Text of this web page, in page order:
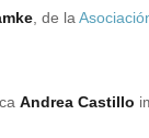
, de la
Andrea Castillo